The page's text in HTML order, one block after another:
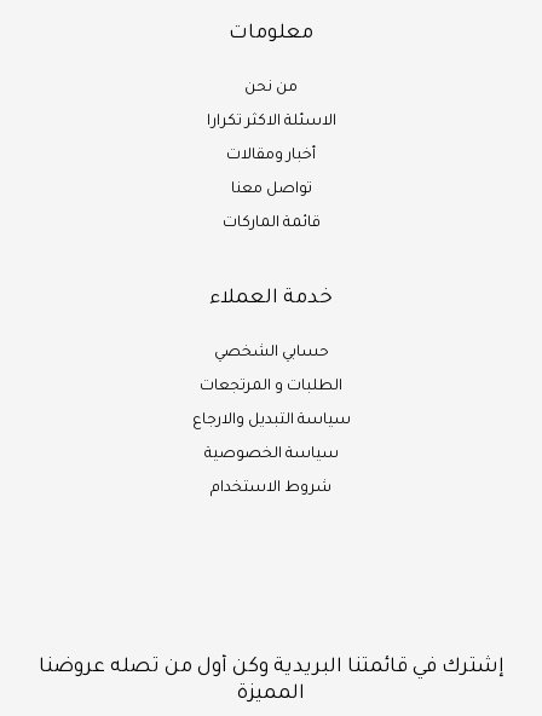
معلومات
من نحن
الاسئلة الاكثر تكرارا
أخبار ومقالات
تواصل معنا
قائمة الماركات
خدمة العملاء
حسابي الشخصي
الطلبات و المرتجعات
سياسة التبديل والارجاع
سياسة الخصوصية
شروط الاستخدام
إشترك في قائمتنا البريدية وكن أول من تصله عروضنا
المميزة